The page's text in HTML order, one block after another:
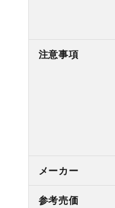
注意事項
メーカー
参考売価